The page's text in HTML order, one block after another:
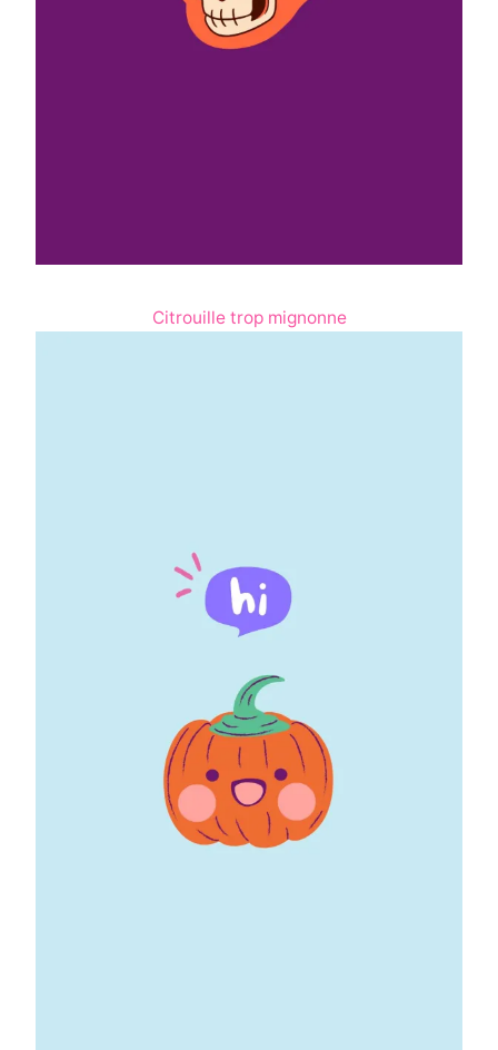
Citrouille trop mignonne